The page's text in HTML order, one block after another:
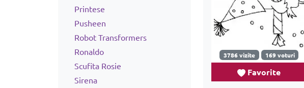
Printese
Pusheen
Robot Transformers
Ronaldo
Scufita Rosie
Sirena
3786 vizite 169 voturi
Favorite